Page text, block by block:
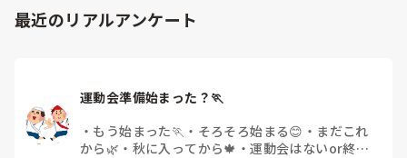
「毎日夕方に5分だけ進捗確認の時間を取る」などルール化し
てしまうと、後輩も質問しやすくなりますよ。一人で抱え込ま
最近のリアルアンケート
運動会準備始まった？🏃
・ もう始まった🏃 ・ そろそろ始まる😊 ・ まだこれ
から🌿 ・ 秋に入ってから🍁 ・運動会はないor終わ